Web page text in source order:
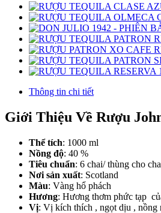
Thông tin chi tiết
Giới Thiệu Về Rượu
Thể tích: 1000 ml
Nồng độ: 40 %
Tiêu chuẩn: 6 chai/ thùng cho
Nơi sản xuất: Scotland
Màu: Vàng hổ phách
Hương: Hương thơm phức tạp
Vị: Vị kích thích , ngọt dịu , nồng